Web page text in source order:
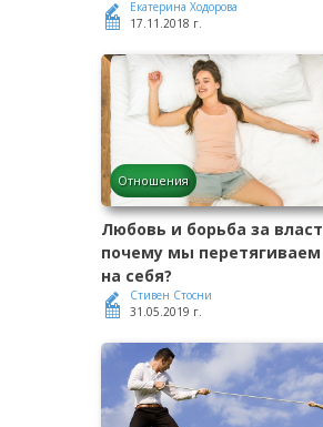
Екатерина Ходорова
17.11.2018 г.
Отношения
Любовь и борьба за
почему мы
на себя?
Стивен Стосни
31.05.2019 г.